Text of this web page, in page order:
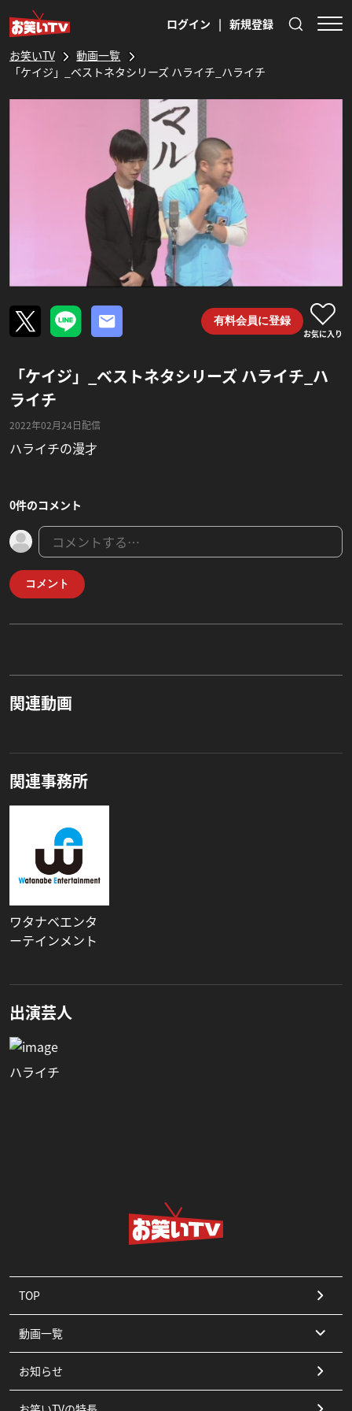
ログイン | 新規登録
お笑いTV
動画一覧
「ケイジ」_ベストネタシリーズ ハライチ_ハライチ
有料会員に登録
お気に入り
「ケイジ」_ベストネタシリーズ ハライチ_ハ
ライチ
2022年02月24日配信
ハライチの漫才
0件のコメント
コメント
関連動画
関連事務所
ワタナベエンタ
ーテインメント
出演芸人
ハライチ
TOP
動画一覧
コント
お知らせ